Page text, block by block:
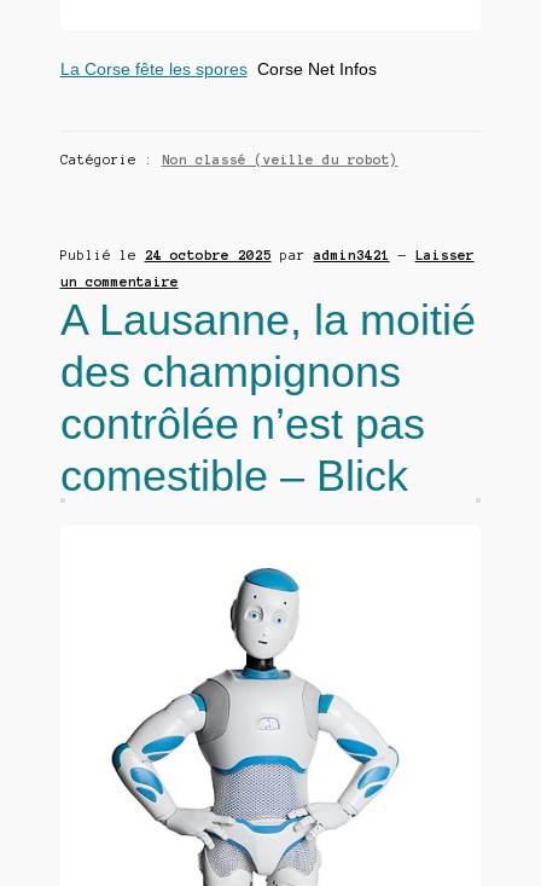
La Corse fête les sporesCorse Net Infos
Catégorie : Non classé (veille du robot)
Publié le 24 octobre 2025 paradmin3421 — Laisser
un commentaire
A Lausanne, la moitié
des champignons
contrôlée n’est pas
comestible – Blick